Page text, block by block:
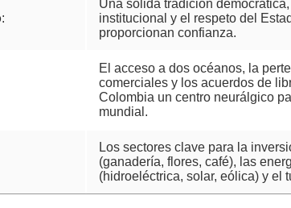
:
Una sólida tradición
institucional y el respeto del
proporcionan confianza.
El acceso a dos océanos, la
comerciales y los acuerdos de
Colombia un centro neurálgico
mundial.
Los sectores clave para la
(ganadería, flores, café), las
(hidroeléctrica, solar, eólica) y el